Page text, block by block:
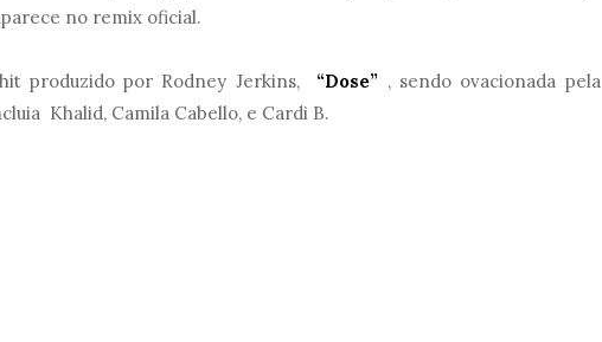
no remix oficial.
produzido por Rodney Jerkins, “Dose” , sendo ovacionada pela
Khalid, Camila Cabello, e Cardi B.